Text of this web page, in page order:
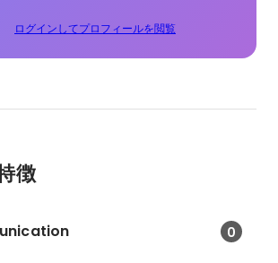
ログインしてプロフィールを閲覧
徴
0